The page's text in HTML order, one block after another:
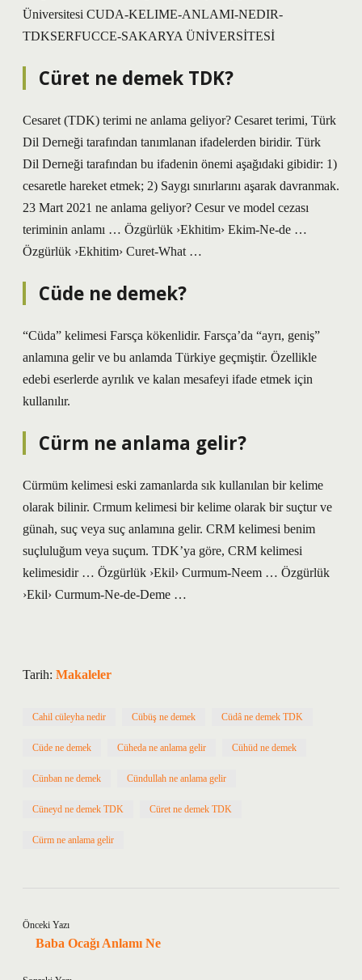
Üniversitesi CUDA-KELIME-ANLAMI-NEDIR-
TDKSERFUCCE-SAKARYA ÜNİVERSİTESİ
Cüret ne demek TDK?
Cesaret (TDK) terimi ne anlama geliyor? Cesaret terimi, Türk
Dil Derneği tarafından tanımlanan ifadelerden biridir. Türk
Dil Derneği tarafından bu ifadenin önemi aşağıdaki gibidir: 1)
cesaretle hareket etmek; 2) Saygı sınırlarını aşarak davranmak.
23 Mart 2021 ne anlama geliyor? Cesur ve model cezası
teriminin anlamı … Özgürlük ›Ekhitim› Ekim-Ne-de …
Özgürlük ›Ekhitim› Curet-What …
Cüde ne demek?
“Cüda” kelimesi Farsça kökenlidir. Farsça’da “ayrı, geniş”
anlamına gelir ve bu anlamda Türkiye geçmiştir. Özellikle
edebi eserlerde ayrılık ve kalan mesafeyi ifade etmek için
kullanılır.
Cürm ne anlama gelir?
Cürmüm kelimesi eski zamanlarda sık kullanılan bir kelime
olarak bilinir. Crmum kelimesi bir kelime olarak bir suçtur ve
günah, suç veya suç anlamına gelir. CRM kelimesi benim
suçluluğum veya suçum. TDK’ya göre, CRM kelimesi
kelimesidir … Özgürlük ›Ekil› Curmum-Neem … Özgürlük
›Ekil› Curmum-Ne-de-Deme …
Tarih: Makaleler
Cahil cüleyha nedir Cübüş ne demek Cüdâ ne demek TDK
Cüde ne demek Cüheda ne anlama gelir Cühüd ne demek
Cünban ne demek Cündullah ne anlama gelir
Cüneyd ne demek TDK Cüret ne demek TDK
Cürm ne anlama gelir
Önceki Yazı
Baba Ocağı Anlamı Ne